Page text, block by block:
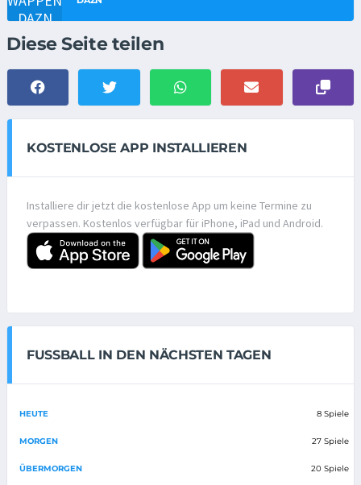
Diese Seite teilen
KOSTENLOSE APP INSTALLIEREN
Installiere dir jetzt die kostenlose App um keine Termine zu
verpassen. Kostenlos verfügbar für iPhone, iPad und Android.
FUSSBALL IN DEN NÄCHSTEN TAGEN
HEUTE 8 Spiele
MORGEN 27 Spiele
ÜBERMORGEN 20 Spiele